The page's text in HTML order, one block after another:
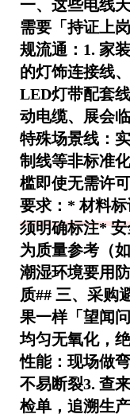
一、这些电线
需要「持证上
规流通：1. 家
的灯饰连接线
LED灯带配套
动电缆、展会
特殊场景线 ：
制线等非标准
槛即使无需许
要求：*材料标
须明确标注*安
为质量参考（
潮湿环境要用
质## 三、采购
果一样「望闻
均匀无氧化，
性能：现场做
不易断裂3. 查
检单，追溯生